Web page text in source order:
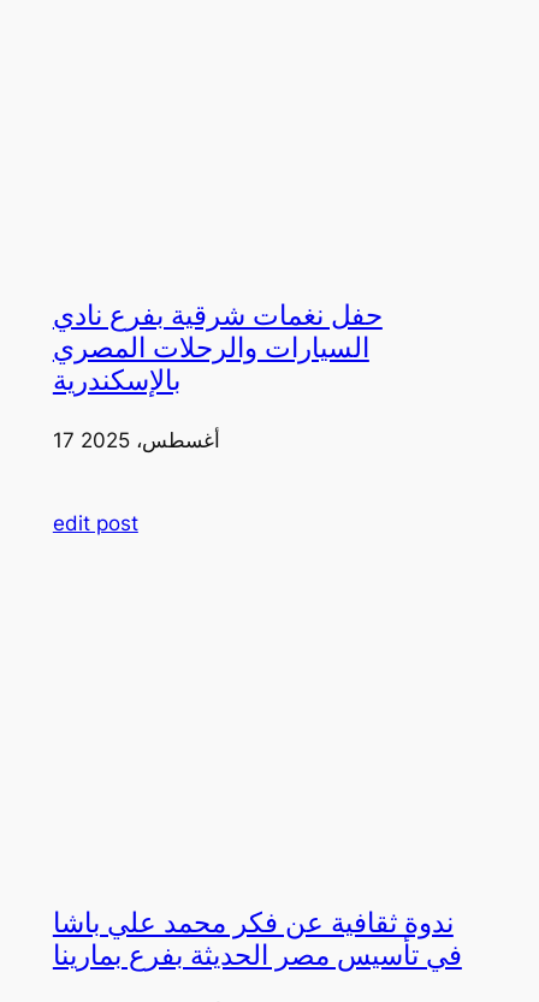
حفل نغمات شرقية بفرع نادي
السيارات والرحلات المصري
بالإسكندرية
17 أغسطس، 2025
edit post
ندوة ثقافية عن فكر محمد علي باشا
في تأسيس مصر الحديثة بفرع بمارينا